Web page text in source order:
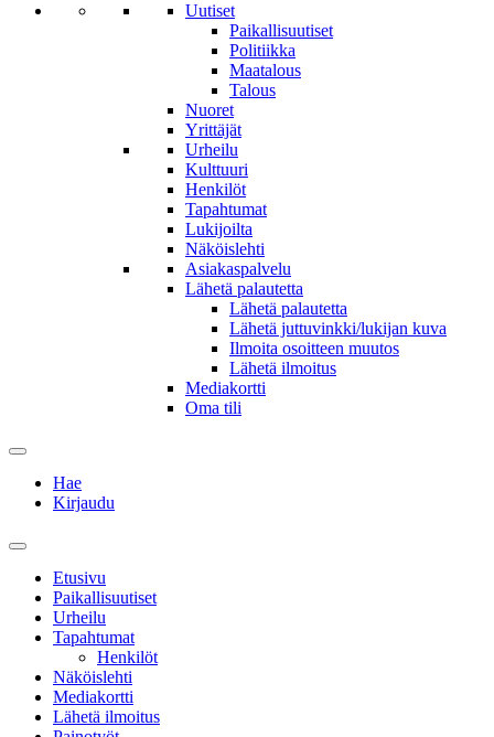
Uutiset
Paikallisuutiset
Politiikka
Maatalous
Talous
Nuoret
Yrittäjät
Urheilu
Kulttuuri
Henkilöt
Tapahtumat
Lukijoilta
Näköislehti
Asiakaspalvelu
Lähetä palautetta
Lähetä palautetta
Lähetä juttuvinkki/lukijan kuva
Ilmoita osoitteen muutos
Lähetä ilmoitus
Mediakortti
Oma tili
Hae
Kirjaudu
Etusivu
Paikallisuutiset
Urheilu
Tapahtumat
Henkilöt
Näköislehti
Mediakortti
Lähetä ilmoitus